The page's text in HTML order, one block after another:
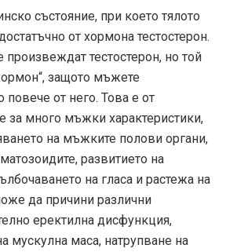
състояние, при което тялото
от хормона тестостерон.
тестостерон, но той
защото мъжете
от него. Това е от
за много мъжки характеристики,
на мъжките полови органи,
развитието на
на гласа и растежа на
да причини различни
еректилна дисфункция,
мускулна маса, натрупване на